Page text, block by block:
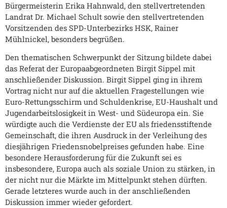
Bürgermeisterin Erika Hahnwald, den stellvertretenden
Landrat Dr. Michael Schult sowie den stellvertretenden
Vorsitzenden des SPD-Unterbezirks HSK, Rainer
Mühlnickel, besonders begrüßen.
Den thematischen Schwerpunkt der Sitzung bildete dabei
das Referat der Europaabgeordneten Birgit Sippel mit
anschließender Diskussion. Birgit Sippel ging in ihrem
Vortrag nicht nur auf die aktuellen Fragestellungen wie
Euro-Rettungsschirm und Schuldenkrise, EU-Haushalt und
Jugendarbeitslosigkeit in West- und Südeuropa ein. Sie
würdigte auch die Verdienste der EU als friedensstiftende
Gemeinschaft, die ihren Ausdruck in der Verleihung des
diesjährigen Friedensnobelpreises gefunden habe. Eine
besondere Herausforderung für die Zukunft sei es
insbesondere, Europa auch als soziale Union zu stärken, in
der nicht nur die Märkte im Mittelpunkt stehen dürften.
Gerade letzteres wurde auch in der anschließenden
Diskussion immer wieder gefordert.